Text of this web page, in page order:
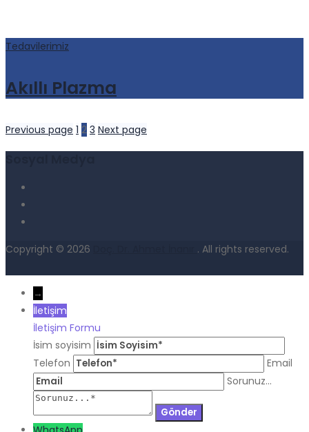
Tedavilerimiz
Akıllı Plazma
Previous page 1 2 3 Next page
Copyright © 2026 . All rights reserved.
→
İletişim
İletişim Formu
İsim soyisim
Telefon
Email
Sorunuz...